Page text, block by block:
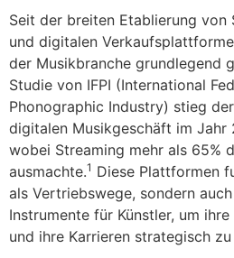
Seit der breiten Etablierung von
und digitalen
der Musikbranche grundlegend
Studie von IFPI (International
Phonographic Industry) stieg
digitalen Musikgeschäft im Jahr
wobei Streaming mehr als 65%
ausmachte.1 Diese Plattformen
als Vertriebswege, sondern
Instrumente für Künstler, um
und ihre Karrieren strategisch